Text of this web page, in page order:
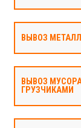
ВЫВОЗ
ВЫВОЗ
ГРУЗЧИКАМИ